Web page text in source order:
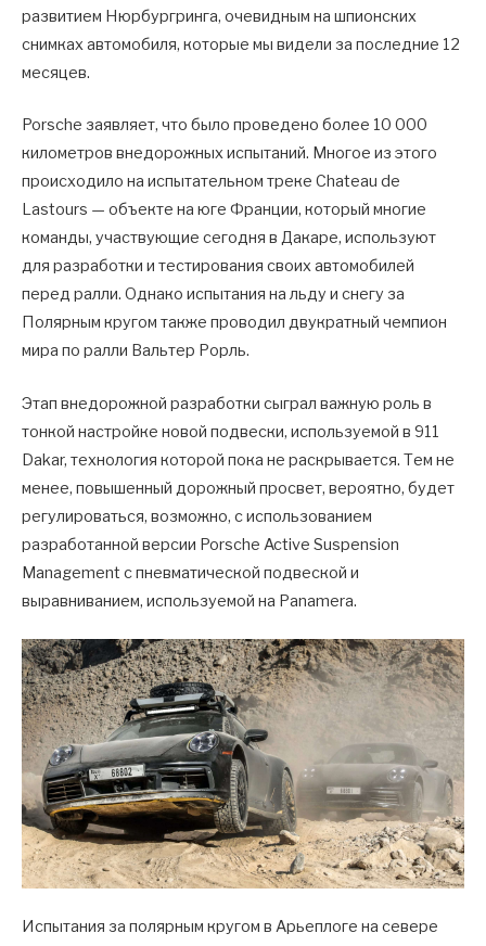
развитием Нюрбургринга, очевидным на шпионских
снимках автомобиля, которые мы видели за последние 12
месяцев.
Porsche заявляет, что было проведено более 10 000
километров внедорожных испытаний. Многое из этого
происходило на испытательном треке Chateau de
Lastours — объекте на юге Франции, который многие
команды, участвующие сегодня в Дакаре, используют
для разработки и тестирования своих автомобилей
перед ралли. Однако испытания на льду и снегу за
Полярным кругом также проводил двукратный чемпион
мира по ралли Вальтер Рорль.
Этап внедорожной разработки сыграл важную роль в
тонкой настройке новой подвески, используемой в 911
Dakar, технология которой пока не раскрывается. Тем не
менее, повышенный дорожный просвет, вероятно, будет
регулироваться, возможно, с использованием
разработанной версии Porsche Active Suspension
Management с пневматической подвеской и
выравниванием, используемой на Panamera.
Испытания за полярным кругом в Арьеплоге на севере